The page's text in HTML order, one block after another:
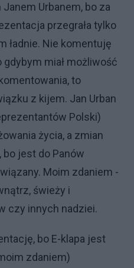
Urbanem, bo za
przegrała tylko
ładnie. Nie komentuję
miał możliwość
to
z kijem. Jan Urban
Polski)
życia, a zmian
bo jest do Panów
Moim zdaniem -
świeży i
czy innych nadziei.
bo E-klapa jest
zdaniem)